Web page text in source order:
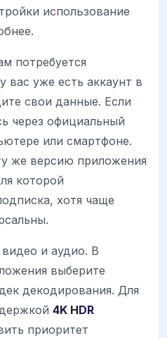
использование
потребуется
вас уже есть аккаунт в
свои данные. Если
через официальный
или смартфоне.
же версию приложения
которой
хотя чаще
и аудио. В
выберите
декодирования. Для
4K HDR
приоритет